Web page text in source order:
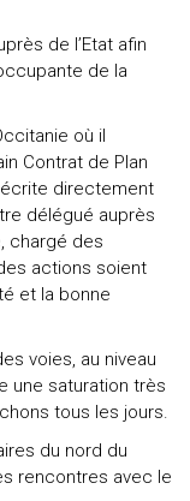
de l’Etat afin
de la
où il
Contrat de Plan
écrite directement
délégué auprès
chargé des
actions soient
et la bonne
voies, au niveau
une saturation très
tous les jours.
du nord du
rencontres avec le